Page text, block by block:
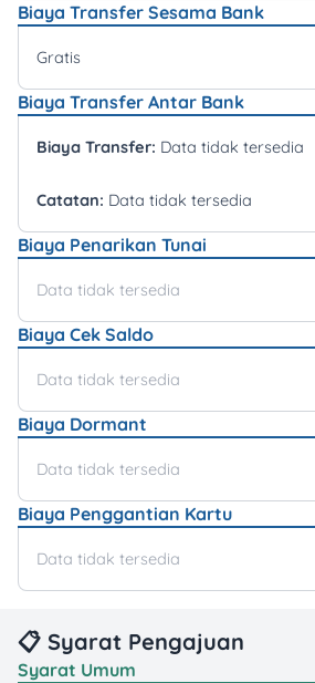
Biaya Transfer Sesama Bank
Gratis
Biaya Transfer Antar Bank
Biaya Transfer: Data tidak tersedia
Catatan: Data tidak tersedia
Biaya Penarikan Tunai
Data tidak tersedia
Biaya Cek Saldo
Data tidak tersedia
Biaya Dormant
Data tidak tersedia
Biaya Penggantian Kartu
Data tidak tersedia
📋 Syarat Pengajuan
Syarat Umum